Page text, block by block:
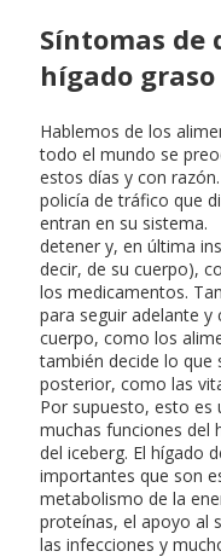
Síntomas de
hígado graso
Hablemos de los
todo el mundo se
estos días y con
policía de tráfico que
entran en su
detener y, en última
decir, de su cuerpo),
los medicamentos.
para seguir adelante
cuerpo, como los
también decide lo que
posterior, como las
Por supuesto, esto es
muchas funciones del
del iceberg. El hígado
importantes que son
metabolismo de la
proteínas, el apoyo al
las infecciones y